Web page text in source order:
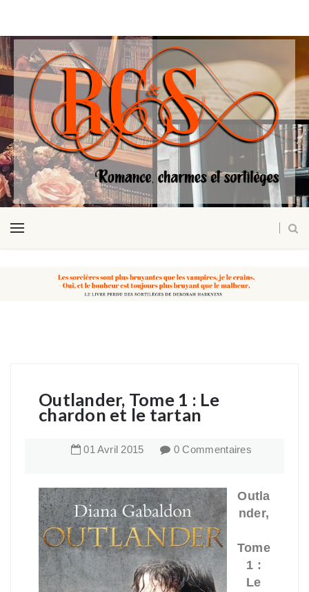
Outlander, Tome 1 : Le
chardon et le tartan
01 Avril 2015 0 Commentaires
Outla
nder,
Tome
1 :
Le